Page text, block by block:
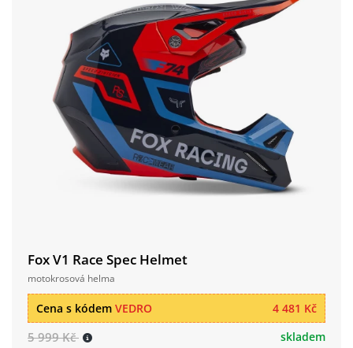
Fox V1 Race Spec Helmet
motokrosová helma
4 481 Kč
Cena s kódem VEDRO
5 999 Kč skladem